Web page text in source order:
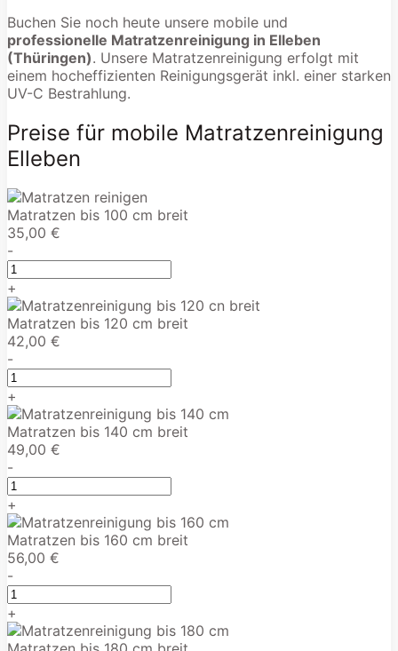
Buchen Sie noch heute unsere mobile und
professionelle Matratzenreinigung in Elleben
(Thüringen). Unsere Matratzenreinigung erfolgt mit
einem hocheffizienten Reinigungsgerät inkl. einer starken
UV-C Bestrahlung.
Preise für mobile Matratzenreinigung
Elleben
Matratzen bis 100 cm breit
35,00 €
-
+
Matratzen bis 120 cm breit
42,00 €
-
+
Matratzen bis 140 cm breit
49,00 €
-
+
Matratzen bis 160 cm breit
56,00 €
-
+